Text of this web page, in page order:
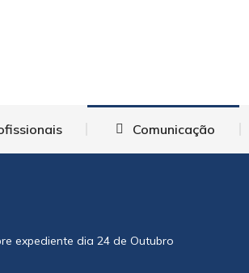
Comunicação
expediente dia 24 de Outubro